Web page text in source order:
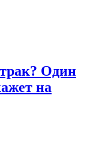
Один
на